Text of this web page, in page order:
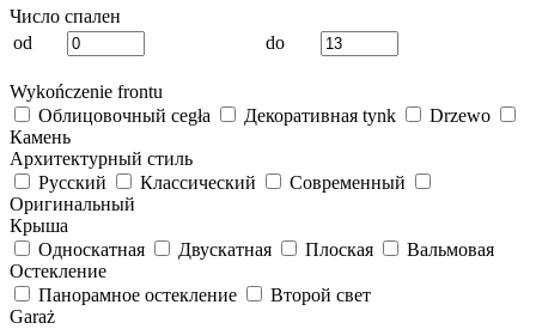
Число спален
od
do
Wykończenie frontu
Облицовочный cegła
Декоративная tynk
Drzewo
Камень
Архитектурный стиль
Русский
Классический
Современный
Оригинальный
Крыша
Односкатная
Двускатная Плоская
Вальмовая
Остекление
Панорамное остекление
Второй свет
Garaż